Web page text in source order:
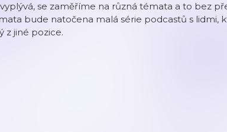
se zaměříme na různá témata a to bez
bude natočena malá série podcastů s lidmi,
z jiné pozice.